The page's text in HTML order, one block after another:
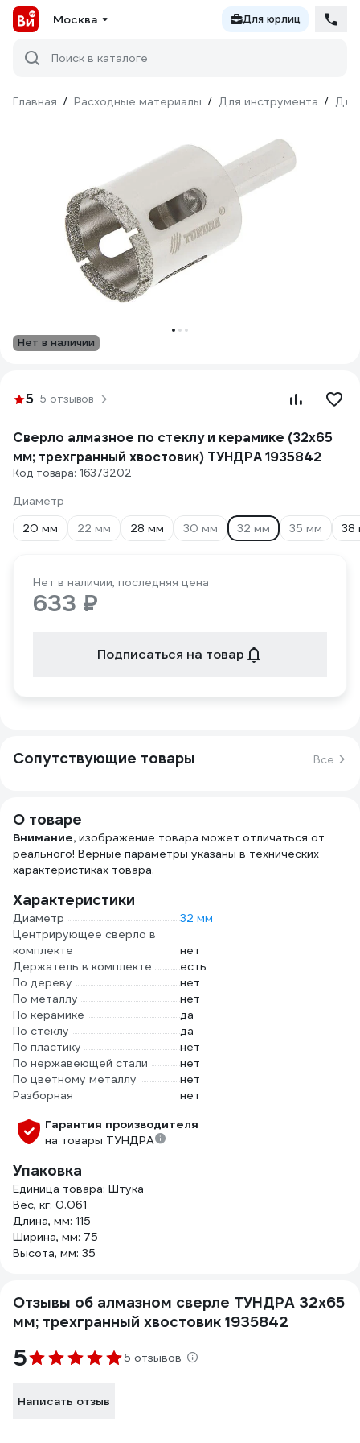
Москва Для юрлиц
Поиск в каталоге
Главная / Расходные материалы / Для инструмента / Для
Нет в наличии
5 5 отзывов
Сверло алмазное по стеклу и керамике (32х65
мм; трехгранный хвостовик) ТУНДРА 1935842
Код товара: 16373202
Диаметр
20 мм
22 мм 28 мм 30 мм 32 мм 35 мм 38
Нет в наличии, последняя цена
633 ₽
Подписаться на товар
Сопутствующие товары Все
О товаре
Внимание, изображение товара может отличаться от
реального! Верные параметры указаны в технических
характеристиках товара.
Характеристики
Диаметр
32 мм
Центрирующее сверло в
комплекте
нет
Держатель в комплекте
есть
По дереву
нет
По металлу
нет
По керамике
да
По стеклу
да
По пластику
нет
По нержавеющей стали
нет
По цветному металлу
нет
Разборная
нет
Гарантия производителя
на товары ТУНДРА
Упаковка
Единица товара: Штука
Вес, кг: 0.061
Длина, мм: 115
Ширина, мм: 75
Высота, мм: 35
Отзывы об алмазном сверле ТУНДРА 32х65
мм; трехгранный хвостовик 1935842
5 5 отзывов
Написать отзыв